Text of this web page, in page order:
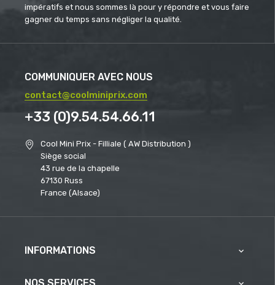
impératifs et nous sommes là pour y répondre et vous faire
gagner du temps sans négliger la qualité.
COMMUNIQUER AVEC NOUS
contact@coolminiprix.com
+33 (0)9.54.54.66.11
Cool Mini Prix - Filliale ( AW Distribution )
Siège social
43 rue de la chapelle
67130 Russ
France (Alsace)
INFORMATIONS 
NOS SERVICES